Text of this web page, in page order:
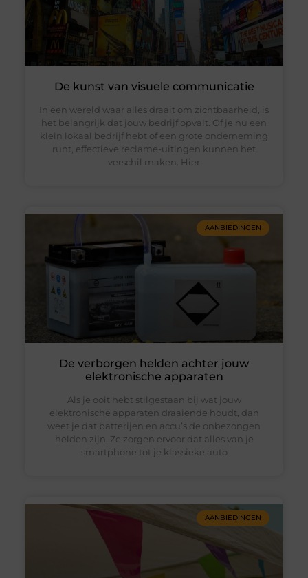
De kunst van visuele communicatie
In een wereld waar alles draait om zichtbaarheid, is
het belangrijk dat jouw bedrijf opvalt. Of je nu een
klein lokaal bedrijf hebt of een grote onderneming
runt, effectieve reclame-uitingen kunnen het
verschil maken. Hier
AANBIEDINGEN
De verborgen helden achter jouw
elektronische apparaten
Als je ooit hebt stilgestaan bij wat jouw
elektronische apparaten draaiende houdt, dan
weet je dat batterijen en accu’s de onbezongen
helden zijn. Ze zorgen ervoor dat alles van je
smartphone tot je klassieke auto
AANBIEDINGEN